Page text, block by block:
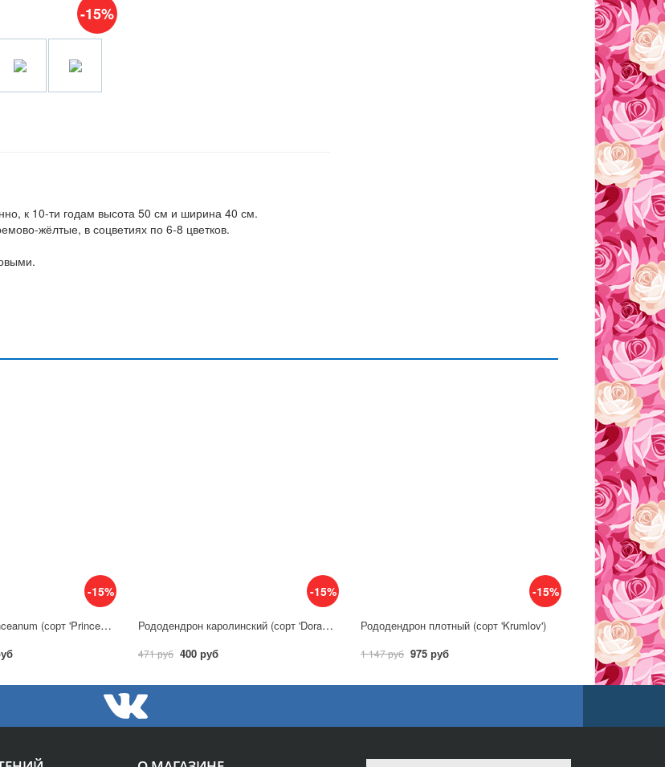
-15%
к 10-ти годам высота 50 см и ширина 40 см.
жёлтые, в соцветиях по 6-8 цветков.
-15%
Рододендрон hanceanum (сорт 'Princess Anne')
-15%
Рододендрон каролинский (сорт 'Dora Amateis')
471 руб 400 руб
-15%
Рододендрон плотный (сорт 'Krumlov')
1 147 руб 975 руб